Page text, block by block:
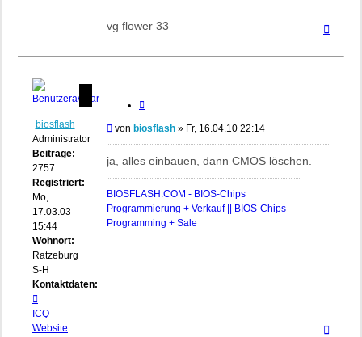
vg flower 33
biosflash
Administrator
Beiträge:
2757
Registriert:
Mo,
17.03.03
15:44
Wohnort:
Ratzeburg,
S-H
Kontaktdaten:
von
biosflash
ICQ
Website
Beitrag
von biosflash » Fr, 16.04.10 22:14
ja, alles einbauen, dann CMOS löschen.
BIOSFLASH.COM - BIOS-Chips
Programmierung + Verkauf || BIOS-Chips
Programming + Sale